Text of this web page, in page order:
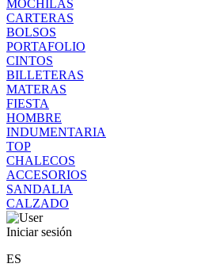
MOCHILAS
CARTERAS
BOLSOS
PORTAFOLIO
CINTOS
BILLETERAS
MATERAS
FIESTA
HOMBRE
INDUMENTARIA
TOP
CHALECOS
ACCESORIOS
SANDALIA
CALZADO
Iniciar sesión
ES